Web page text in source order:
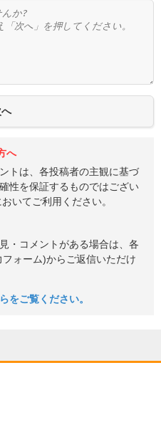
へ
トは、各投稿者の主観に基づ
性を保証するものではござい
いてご利用ください。
・コメントがある場合は、各
ォーム)からご返信いただけ
をご覧ください。